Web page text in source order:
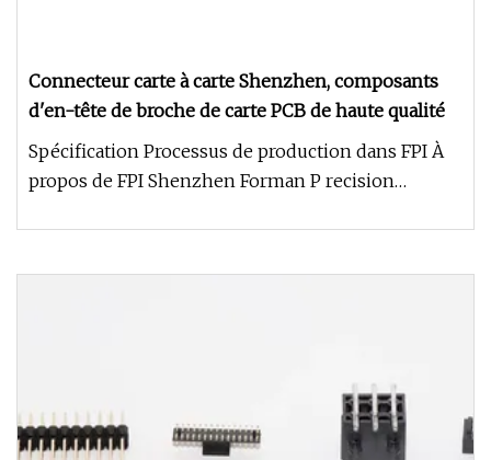
Connecteur carte à carte Shenzhen, composants
d'en-tête de broche de carte PCB de haute qualité
Spécification Processus de production dans FPI À
propos de FPI Shenzhen Forman P recision